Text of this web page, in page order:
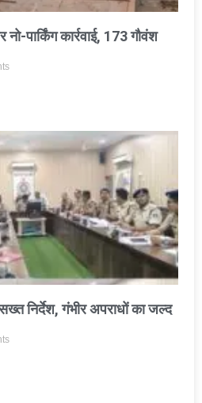
पार्किंग कार्रवाई, 173 गौवंश
निर्देश, गंभीर अपराधों का जल्द